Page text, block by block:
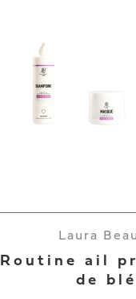
Laura
Routine ail
de blé